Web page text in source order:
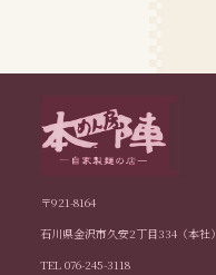
〒921-8164
石川県金沢市久安2丁目334（本社）
TEL 076-245-3118